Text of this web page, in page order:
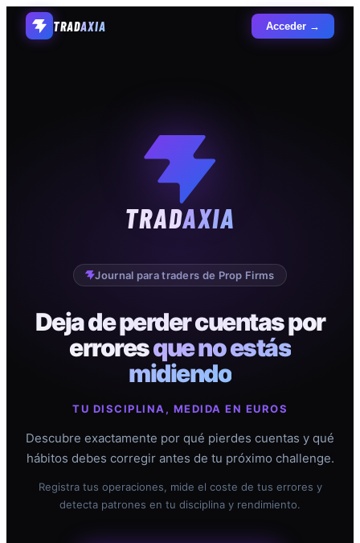
TRADAXIA Acceder →
TRADAXIA
Journal para traders de Prop Firms
Deja de perder cuentas por
erroresque no estás
midiendo
TU DISCIPLINA, MEDIDA EN EUROS
Descubre exactamente por qué pierdes cuentas y qué
hábitos debes corregir antes de tu próximo challenge.
Registra tus operaciones, mide el coste de tus errores y
detecta patrones en tu disciplina y rendimiento.